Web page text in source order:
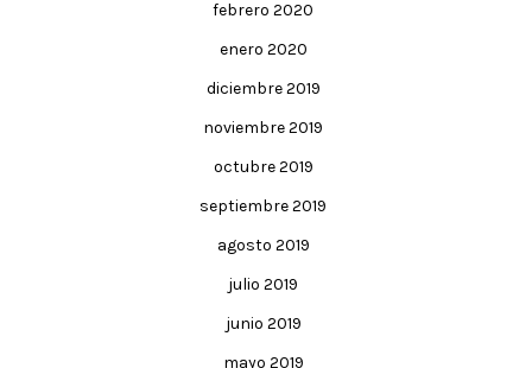
febrero 2020
enero 2020
diciembre 2019
noviembre 2019
octubre 2019
septiembre 2019
agosto 2019
julio 2019
junio 2019
mayo 2019